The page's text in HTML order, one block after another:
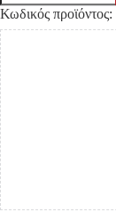
HILUX
REVO
GUN
'21-
ΕΜΠΡΟΣ
ΠΛΑΙΝΗ
ΑΡΙΣΤΕΡΑ
ποσότητα
Κωδικός προϊόντος: